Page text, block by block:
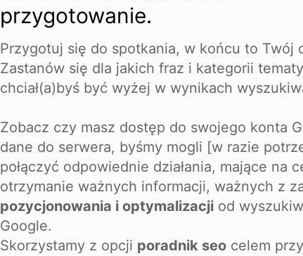
przygotowanie.
Przygotuj się do spotkania, w końcu to Twój
Zastanów się dla jakich fraz i kategorii
chciał(a)byś być wyżej w wynikach
Zobacz czy masz dostęp do swojego konta
dane do serwera, byśmy mogli [w razie
połączyć odpowiednie działania, mające na
otrzymanie ważnych informacji, ważnych z
pozycjonowania i optymalizacji od
Google.
Skorzystamy z opcji poradnik seo celem